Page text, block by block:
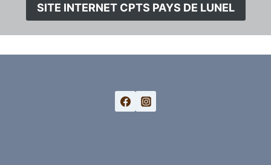
SITE INTERNET CPTS PAYS DE LUNEL